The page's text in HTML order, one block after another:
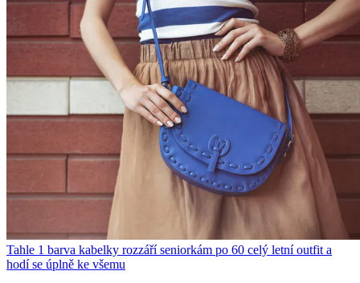
Tahle 1 barva kabelky rozzáří seniorkám po 60 celý letní outfit a
hodí se úplně ke všemu